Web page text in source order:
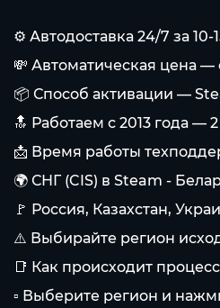
⚙️ Автодоставка 24/7 за 10-
💸 Автоматическая цена
📦 Способ активации —
🔝 Работаем с 2013 года
📩 Время работы
🌍 СНГ (CIS) в Steam -
🚩 Россия, Казахстан,
⚠️ Выбирайте регион
📑 Как происходит
▫ Выберите регион и